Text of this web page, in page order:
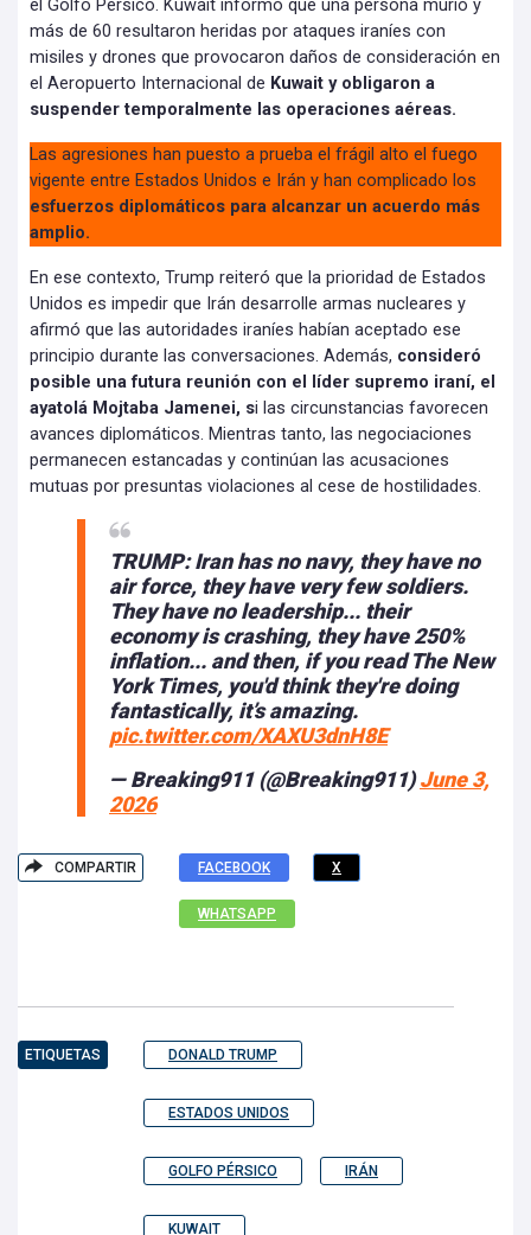
el Golfo Pérsico. Kuwait informó que una persona murió y
más de 60 resultaron heridas por ataques iraníes con
misiles y drones que provocaron daños de consideración en
el Aeropuerto Internacional de Kuwait y obligaron a
suspender temporalmente las operaciones aéreas.
Las agresiones han puesto a prueba el frágil alto el fuego
vigente entre Estados Unidos e Irán y han complicado los
esfuerzos diplomáticos para alcanzar un acuerdo más
amplio.
En ese contexto, Trump reiteró que la prioridad de Estados
Unidos es impedir que Irán desarrolle armas nucleares y
afirmó que las autoridades iraníes habían aceptado ese
principio durante las conversaciones. Además, consideró
posible una futura reunión con el líder supremo iraní, el
ayatolá Mojtaba Jamenei, si las circunstancias favorecen
avances diplomáticos. Mientras tanto, las negociaciones
permanecen estancadas y continúan las acusaciones
mutuas por presuntas violaciones al cese de hostilidades.
TRUMP: Iran has no navy, they have no
air force, they have very few soldiers.
They have no leadership... their
economy is crashing, they have 250%
inflation... and then, if you read The New
York Times, you'd think they're doing
fantastically, it’s amazing.
pic.twitter.com/XAXU3dnH8E
— Breaking911 (@Breaking911)June 3,
2026
COMPARTIR FACEBOOK X
WHATSAPP
ETIQUETAS DONALD TRUMP
ESTADOS UNIDOS
GOLFO PÉRSICO IRÁN
KUWAIT